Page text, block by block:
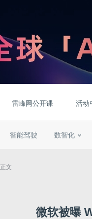
雷峰网公开课 活动
智能驾驶 数智化
正文
微软被曝